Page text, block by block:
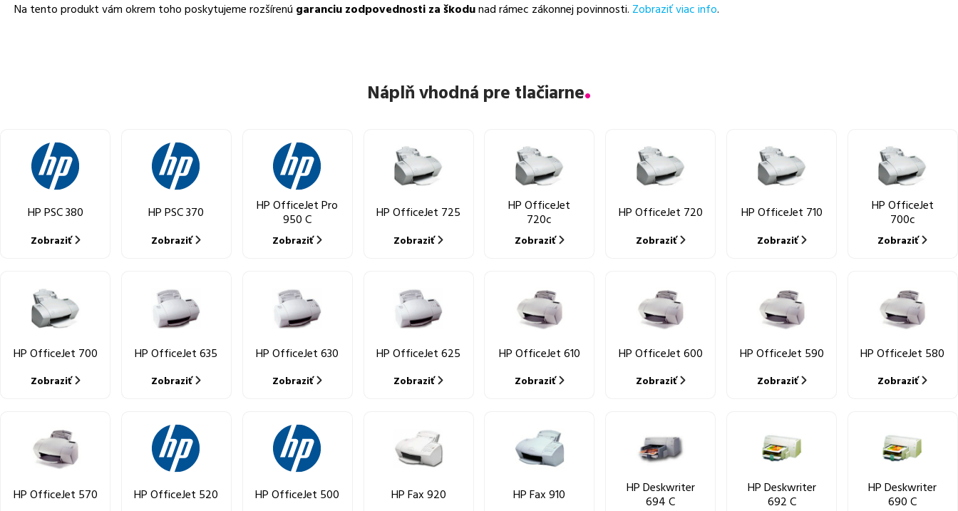
Na tento produkt vám okrem toho poskytujeme rozšírenú garanciu zodpovednosti za škodunad rámec zákonnej povinnosti. Zobraziť viac info.
Náplň vhodná pre tlačiarne
HP PSC 380
Zobraziť
HP PSC 370
Zobraziť
HP OfficeJet Pro
950 C
Zobraziť
HP OfficeJet 725
Zobraziť
HP OfficeJet
720c
Zobraziť
HP OfficeJet 720
Zobraziť
HP OfficeJet 710
Zobraziť
HP OfficeJet
700c
Zobraziť
HP OfficeJet 700
Zobraziť
HP OfficeJet 635
Zobraziť
HP OfficeJet 630
Zobraziť
HP OfficeJet 625
Zobraziť
HP OfficeJet 610
Zobraziť
HP OfficeJet 600
Zobraziť
HP OfficeJet 590
Zobraziť
HP OfficeJet 580
Zobraziť
HP OfficeJet 570 HP OfficeJet 520 HP OfficeJet 500 HP Fax 920 HP Fax 910
HP Deskwriter
694 C
HP Deskwriter
692 C
HP Deskwriter
690 C